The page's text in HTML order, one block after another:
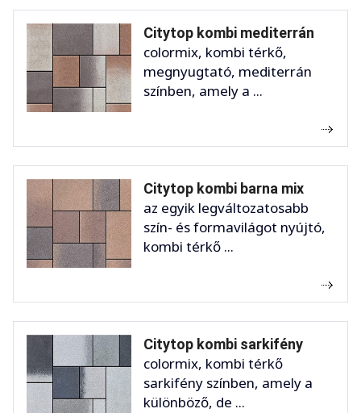
Citytop kombi mediterrán
colormix, kombi térkő,
megnyugtató, mediterrán
színben, amely a ...
Citytop kombi barna mix
az egyik legváltozatosabb
szín- és formavilágot nyújtó,
kombi térkő ...
Citytop kombi sarkifény
colormix, kombi térkő
sarkifény színben, amely a
különböző, de ...